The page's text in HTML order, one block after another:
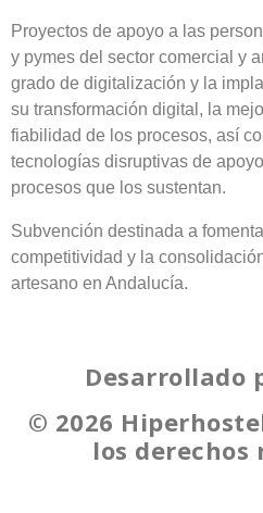
Proyectos de apoyo a las
y pymes del sector comercial y
grado de digitalización y la
su transformación digital, la
fiabilidad de los procesos, así
tecnologías disruptivas de
procesos que los sustentan.
Subvención destinada a
competitividad y la
artesano en Andalucía.
Desarrollado
© 2026
los derechos